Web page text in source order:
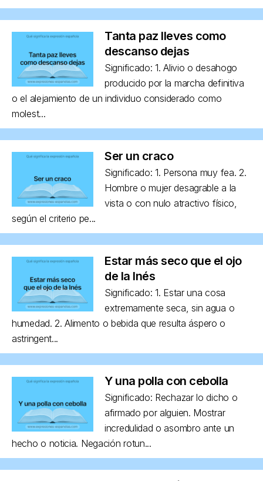
Tanta paz lleves como
descanso dejas
Significado: 1. Alivio o desahogo
producido por la marcha definitiva
o el alejamiento de un individuo considerado como
molest...
Ser un craco
Significado: 1. Persona muy fea. 2.
Hombre o mujer desagrable a la
vista o con nulo atractivo físico,
según el criterio pe...
Estar más seco que el ojo
de la Inés
Significado: 1. Estar una cosa
extremamente seca, sin agua o
humedad. 2. Alimento o bebida que resulta áspero o
astringent...
Y una polla con cebolla
Significado: Rechazar lo dicho o
afirmado por alguien. Mostrar
incredulidad o asombro ante un
hecho o noticia. Negación rotun...